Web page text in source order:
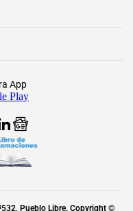
App
Play
Pueblo Libre. Copyright ©